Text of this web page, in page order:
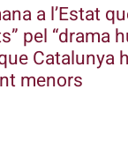
a l’Estat
pel “drama
Catalunya
menors